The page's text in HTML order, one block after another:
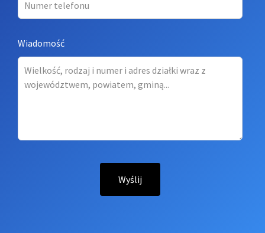
Wiadomość